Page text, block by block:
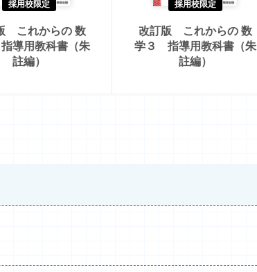
採用校限定
これからの 数
導用教科書（朱
註編）
採用校限定
改訂版 これからの 数
学３ 指導用教科書（朱
註編）